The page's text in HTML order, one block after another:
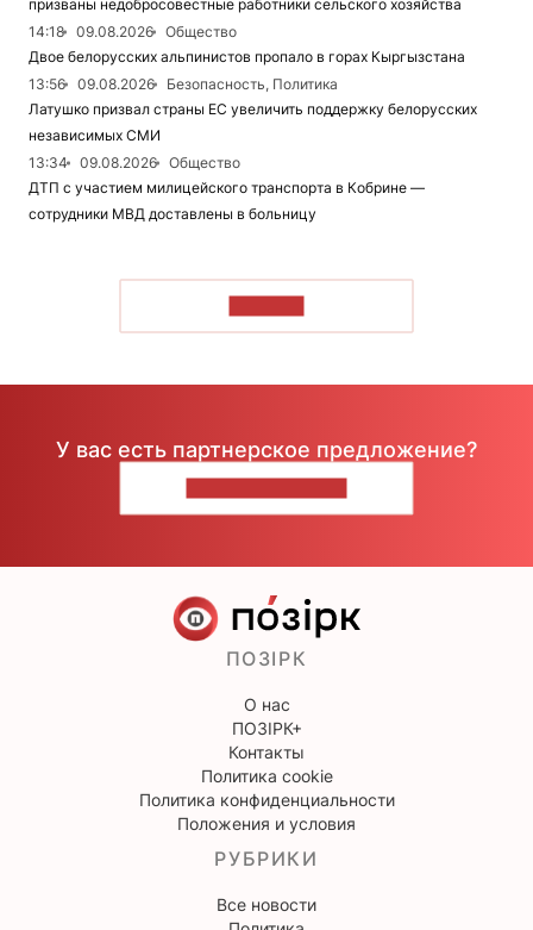
призваны недобросовестные работники сельского хозяйства
14:18
09.08.2026
Общество
Двое белорусских альпинистов пропало в горах Кыргызстана
13:56
09.08.2026
Безопасность, Политика
Латушко призвал страны ЕС увеличить поддержку белорусских
независимых СМИ
13:34
09.08.2026
Общество
ДТП с участием милицейского транспорта в Кобрине —
сотрудники МВД доставлены в больницу
У вас есть партнерское предложение?
ПОЗІРК
О нас
ПОЗІРК+
Контакты
Политика cookie
Политика конфиденциальности
Положения и условия
РУБРИКИ
Все новости